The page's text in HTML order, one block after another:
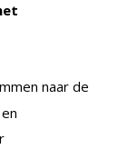
naar de